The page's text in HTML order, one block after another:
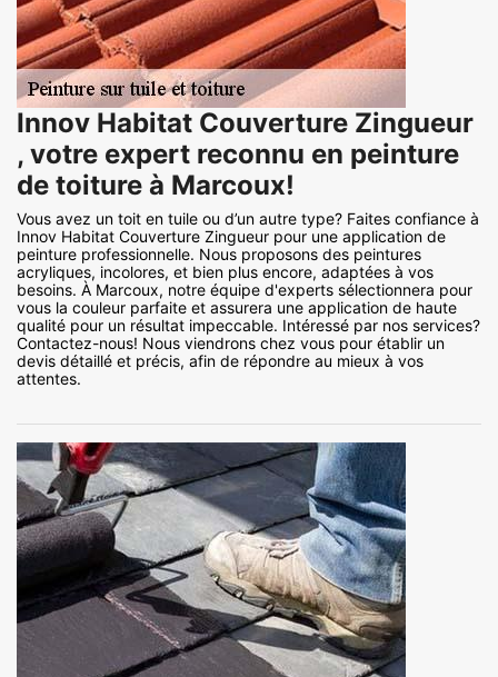
Innov Habitat Couverture Zingueur
, votre expert reconnu en peinture
de toiture à Marcoux!
Vous avez un toit en tuile ou d’un autre type? Faites confiance à
Innov Habitat Couverture Zingueur pour une application de
peinture professionnelle. Nous proposons des peintures
acryliques, incolores, et bien plus encore, adaptées à vos
besoins. À Marcoux, notre équipe d'experts sélectionnera pour
vous la couleur parfaite et assurera une application de haute
qualité pour un résultat impeccable. Intéressé par nos services?
Contactez-nous! Nous viendrons chez vous pour établir un
devis détaillé et précis, afin de répondre au mieux à vos
attentes.